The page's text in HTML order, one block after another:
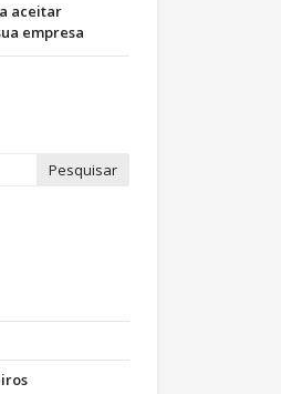
aceitar
empresa